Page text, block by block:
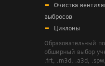
Очистка
выбросов
Циклоны
Образовательный
обширный выбор
.frt, .m3d, .a3d,